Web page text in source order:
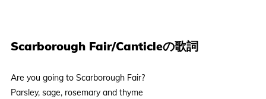
Scarborough Fair/Canticleの歌詞
Are you going to Scarborough Fair?
Parsley, sage, rosemary and thyme